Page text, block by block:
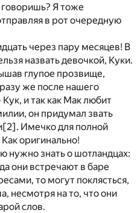
Я тоже
в рот очередную
через пару месяцев! В
назвать девочкой, Куки.
глупое прозвище,
же после нашего
и так как Мак любит
он придумал звать
[2]. Имечко для полной
оригинально!
нужно знать о шотландцах:
они встречают в баре
то могут поклясться,
несмотря на то, что они
слов.